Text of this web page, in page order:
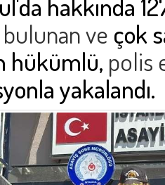
bulunan ve çok
hükümlü, polis
yakalandı.